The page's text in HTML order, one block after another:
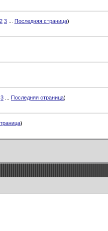
2 3 Последняя страница)
3 Последняя страница)
)